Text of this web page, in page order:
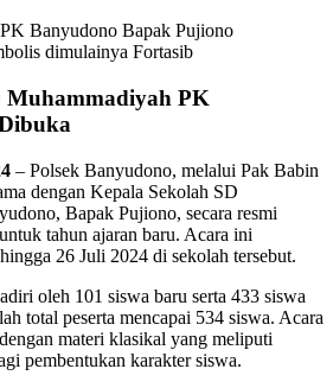
Banyudono Bapak Pujiono
dimulainya Fortasib
Muhammadiyah PK
– Polsek Banyudono, melalui Pak Babin
dengan Kepala Sekolah SD
Bapak Pujiono, secara resmi
tahun ajaran baru. Acara ini
26 Juli 2024 di sekolah tersebut.
oleh 101 siswa baru serta 433 siswa
total peserta mencapai 534 siswa. Acara
materi klasikal yang meliputi
pembentukan karakter siswa.